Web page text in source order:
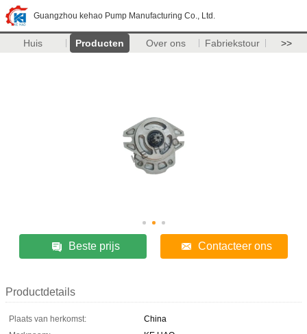
Guangzhou kehao Pump Manufacturing Co., Ltd.
Huis Producten Over ons Fabriekstour >>
Beste prijs Contacteer ons
Productdetails
Plaats van herkomst:
China